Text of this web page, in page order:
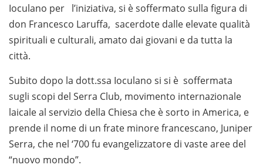
Ioculano per l’iniziativa, si è soffermato sulla figura di
don Francesco Laruffa, sacerdote dalle elevate qualità
spirituali e culturali, amato dai giovani e da tutta la
città.
Subito dopo la dott.ssa Ioculano si si è soffermata
sugli scopi del Serra Club, movimento internazionale
laicale al servizio della Chiesa che è sorto in America, e
prende il nome di un frate minore francescano, Juniper
Serra, che nel ‘700 fu evangelizzatore di vaste aree del
“nuovo mondo”.